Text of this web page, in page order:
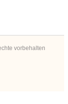
vorbehalten